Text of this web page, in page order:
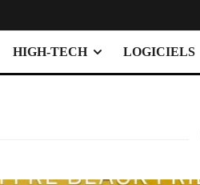
HIGH-TECH LOGICIELS